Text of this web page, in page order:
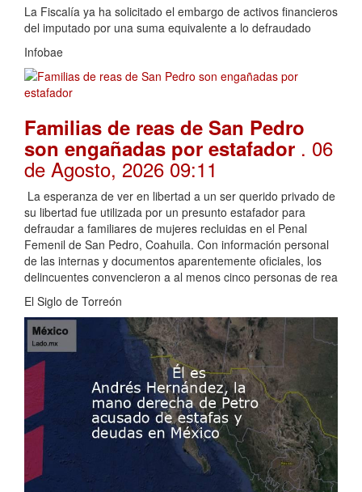
La Fiscalía ya ha solicitado el embargo de activos financieros
del imputado por una suma equivalente a lo defraudado
Infobae
Familias de reas de San Pedro
son engañadas por estafador . 06
de Agosto, 2026 09:11
La esperanza de ver en libertad a un ser querido privado de
su libertad fue utilizada por un presunto estafador para
defraudar a familiares de mujeres recluidas en el Penal
Femenil de San Pedro, Coahuila. Con información personal
de las internas y documentos aparentemente oficiales, los
delincuentes convencieron a al menos cinco personas de rea
El Siglo de Torreón